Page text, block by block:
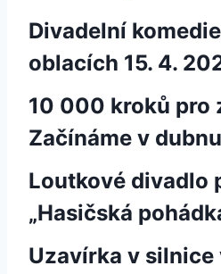
Divadelní
oblacích 15. 4.
10 000 kroků pro
Začínáme v
Loutkové divadlo
„Hasičská
Uzavírka v silnice